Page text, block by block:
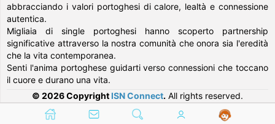
abbracciando i valori portoghesi di calore, lealtà e connessione
autentica.
Migliaia di single portoghesi hanno scoperto partnership
significative attraverso la nostra comunità che onora sia l'eredità
che la vita contemporanea.
Senti l'anima portoghese guidarti verso connessioni che toccano
il cuore e durano una vita.
© 2026 Copyright ISN Connect. All rights reserved.